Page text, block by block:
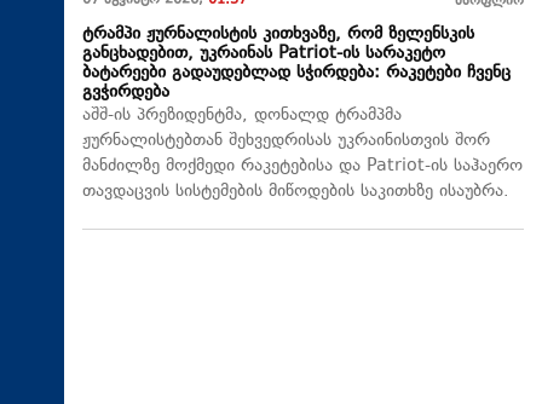
ტრამპი ჟურნალისტის კითხვაზე, რომ ზელენსკის
განცხადებით, უკრაინას Patriot-ის სარაკეტო
ბატარეები გადაუდებლად სჭირდება: რაკეტები ჩვენც
გვჭირდება
აშშ-ის პრეზიდენტმა, დონალდ ტრამპმა
ჟურნალისტებთან შეხვედრისას უკრაინისთვის შორ
მანძილზე მოქმედი რაკეტებისა და Patriot-ის საჰაერო
თავდაცვის სისტემების მიწოდების საკითხზე ისაუბრა.